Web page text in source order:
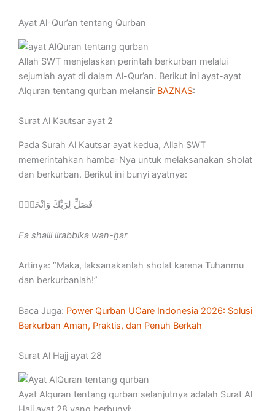
Ayat Al-Qur’an tentang Qurban
Allah SWT menjelaskan perintah berkurban melalui
sejumlah ayat di dalam Al-Qur’an. Berikut ini ayat-ayat
Alquran tentang qurban melansir BAZNAS:
Surat Al Kautsar ayat 2
Pada Surah Al Kautsar ayat kedua, Allah SWT
memerintahkan hamba-Nya untuk melaksanakan sholat
dan berkurban. Berikut ini bunyi ayatnya:
فَصَلِّ لِرَبِّكَ وَانْحَرْۗ
Fa shalli lirabbika wan-ḫar
Artinya: “Maka, laksanakanlah sholat karena Tuhanmu
dan berkurbanlah!”
Baca Juga: Power Qurban UCare Indonesia 2026: Solusi
Berkurban Aman, Praktis, dan Penuh Berkah
Surat Al Hajj ayat 28
Ayat Alquran tentang qurban selanjutnya adalah Surat Al